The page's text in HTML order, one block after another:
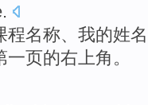
.
程名称、 我的姓名
一页的右上角 。